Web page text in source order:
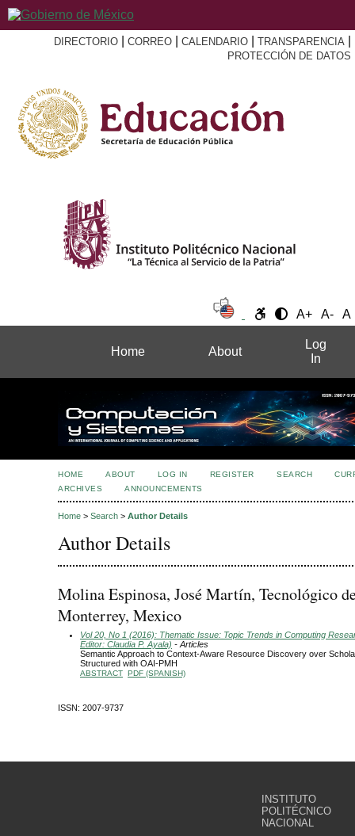
DIRECTORIO CORREO CALENDARIO TRANSPARENCIA
PROTECCIÓN DE DATOS
A+ A- A
Home About
Log
In
HOME ABOUT LOG IN REGISTER SEARCH
ARCHIVES
ANNOUNCEMENTS
Home > Search > Author Details
Author Details
Molina Espinosa, José Martín, Tecnológico
Monterrey, Mexico
Vol 20, No 1 (2016): Thematic Issue: Topic Trends in Computing
Editor: Claudia P. Ayala) - Articles
Semantic Approach to Context-Aware Resource Discovery over
Structured with OAI-PMH
ABSTRACT PDF (SPANISH)
ISSN: 2007-9737
INSTITUTO
POLITÉCNICO
NACIONAL